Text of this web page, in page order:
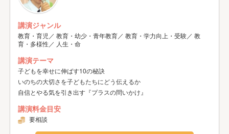
講演ジャンル
教育・育児／ 教育・幼少・青年教育／ 教育・学力向上・受験／ 教
育・多様性／ 人生・命
講演テーマ
子どもを幸せに伸ばす10の秘訣
いのちの大切さを子どもたちにどう伝えるか
自信とやる気を引き出す『プラスの問いかけ』
講演料金目安
要相談